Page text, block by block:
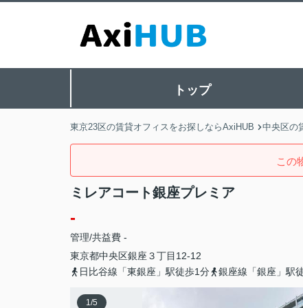
トップ
東京23区の賃貸オフィスをお探しならAxiHUB 中央区の
この
ミレアコート銀座プレミア
-
管理/共益費 -
東京都中央区銀座 ３丁目12-12
日比谷線「東銀座」駅徒歩1分
銀座線「銀座」駅
1/5